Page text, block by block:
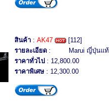
สินค้า : AK47
[112]
รายละเอียด : Marui ญี่ปุ่นแท้
ราคาทั่วไป : 12,800.00
ราคาพิเศษ : 12,300.00